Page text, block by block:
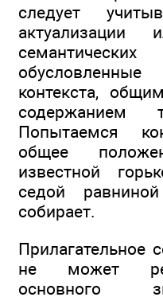
следует
актуализации
контекста,
Попытаемся
общее
известной
седой
собирает.
Прилагательное
не может
основного